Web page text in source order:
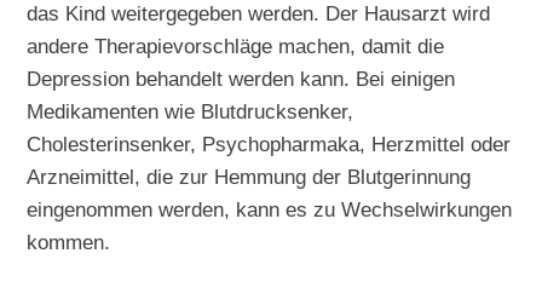
das Kind weitergegeben werden. Der Hausarzt wird
andere Therapievorschläge machen, damit die
Depression behandelt werden kann. Bei einigen
Medikamenten wie Blutdrucksenker,
Cholesterinsenker, Psychopharmaka, Herzmittel oder
Arzneimittel, die zur Hemmung der Blutgerinnung
eingenommen werden, kann es zu Wechselwirkungen
kommen.